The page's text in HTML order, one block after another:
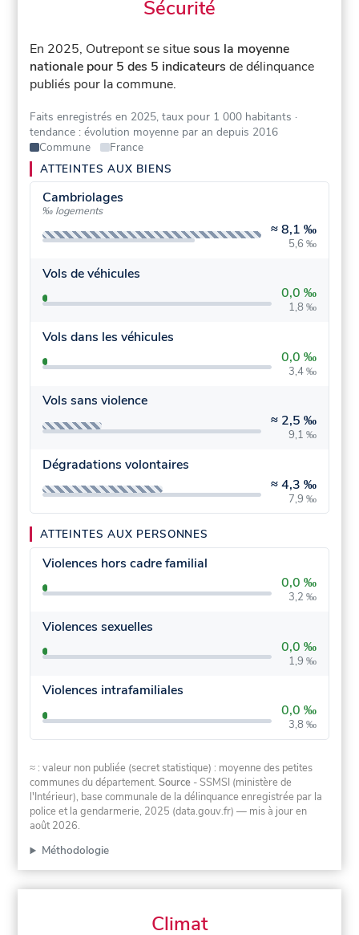
Sécurité
En 2025, Outrepont se situesous la moyenne
nationale pour 5 des 5 indicateurs de délinquance
publiés pour la commune.
Faits enregistrés en 2025, taux pour 1 000 habitants ·
tendance : évolution moyenne par an depuis 2016
Commune
France
ATTEINTES AUX BIENS
Cambriolages
‰ logements
≈8,1 ‰
5,6 ‰
Vols de véhicules
0,0 ‰
1,8 ‰
Vols dans les véhicules
0,0 ‰
3,4 ‰
Vols sans violence
≈ 2,5 ‰
9,1 ‰
Dégradations volontaires
≈4,3 ‰
7,9 ‰
ATTEINTES AUX PERSONNES
Violences hors cadre familial
0,0 ‰
3,2 ‰
Violences sexuelles
0,0 ‰
1,9 ‰
Violences intrafamiliales
0,0 ‰
3,8 ‰
≈ : valeur non publiée (secret statistique) : moyenne des petites
communes du département.Source - SSMSI (ministère de
l'Intérieur), base communale de la délinquance enregistrée par la
police et la gendarmerie, 2025 (data.gouv.fr) — mis à jour en
août 2026.
Méthodologie
Climat